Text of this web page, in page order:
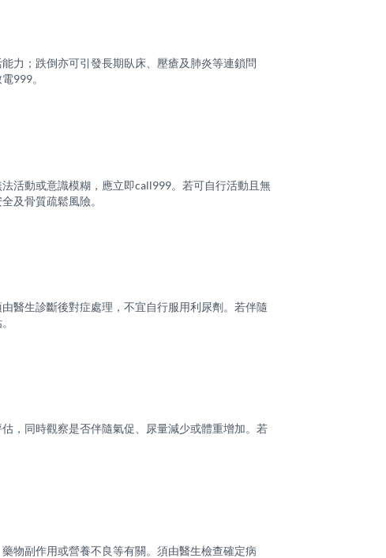
力；跌倒亦可引發長期臥床、壓瘡及肺炎等連鎖問
999。
活動或意識模糊，應立即call999。若可自行活動且無
及骨質疏鬆風險。
醫生診斷後對症處理，不宜自行服用利尿劑。若伴隨
，同時觀察是否伴隨氣促、尿量減少或體重增加。若
物副作用或營養不良等有關。須由醫生檢查確定病